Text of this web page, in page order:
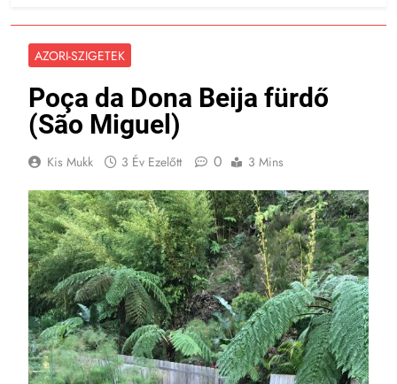
AZORI-SZIGETEK
Poça da Dona Beija fürdő
(São Miguel)
Kis Mukk 3 Év Ezelőtt 0 3 Mins